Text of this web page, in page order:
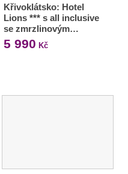
Křivoklátsko: Hotel
Lions *** s all inclusive
se zmrzlinovým…
5 990 Kč